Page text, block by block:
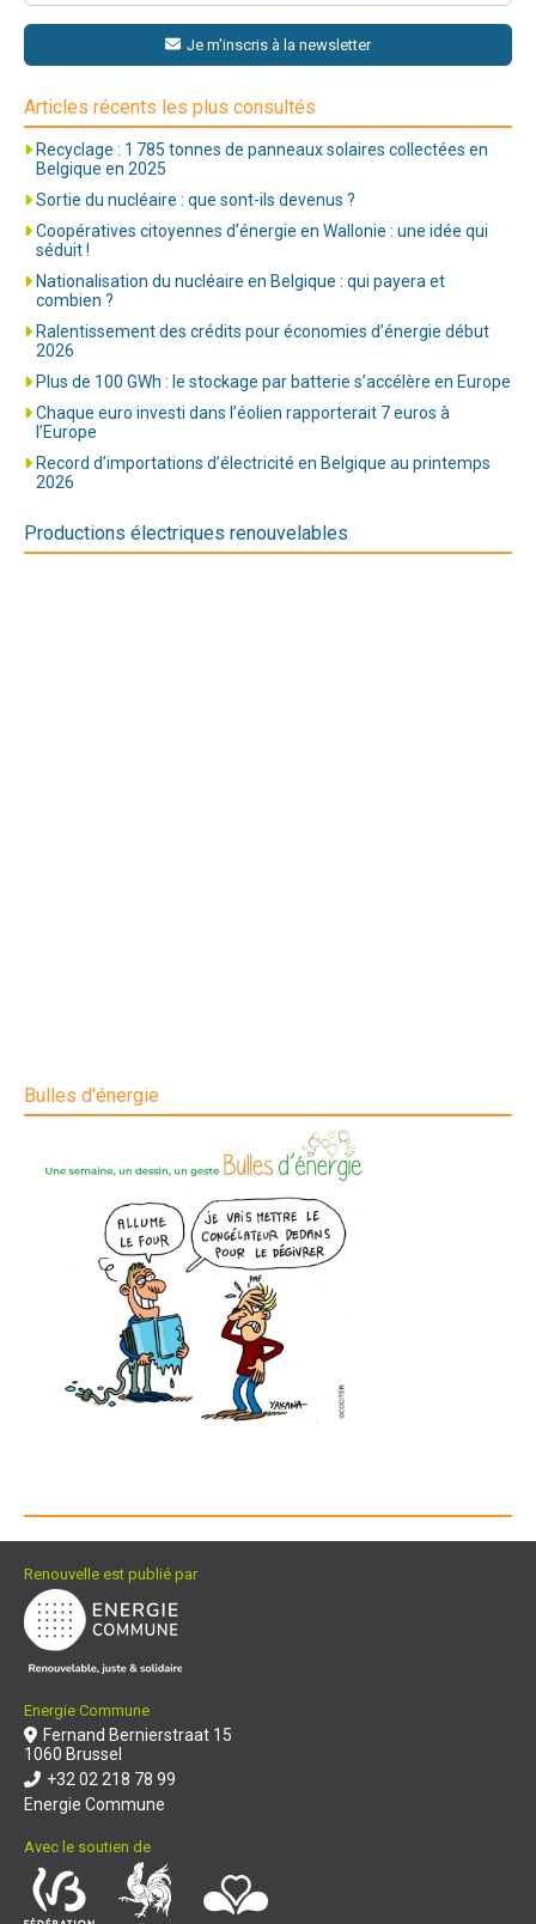
Je m'inscris à la newsletter
Articles récents les plus consultés
Recyclage : 1 785 tonnes de panneaux solaires collectées en
Belgique en 2025
Sortie du nucléaire : que sont-ils devenus ?
Coopératives citoyennes d’énergie en Wallonie : une idée qui
séduit !
Nationalisation du nucléaire en Belgique : qui payera et
combien ?
Ralentissement des crédits pour économies d’énergie début
2026
Plus de 100 GWh : le stockage par batterie s’accélère en Europe
Chaque euro investi dans l’éolien rapporterait 7 euros à
l’Europe
Record d’importations d’électricité en Belgique au printemps
2026
Productions électriques renouvelables
Bulles d'énergie
Renouvelle est publié par
Energie Commune
Fernand Bernierstraat 15
1060 Brussel
+32 02 218 78 99
Energie Commune
Avec le soutien de